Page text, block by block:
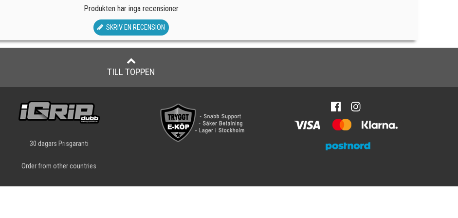
Produkten har inga recensioner
SKRIV EN RECENSION
TILL TOPPEN
30 dagars Prisgaranti
Order from other countries